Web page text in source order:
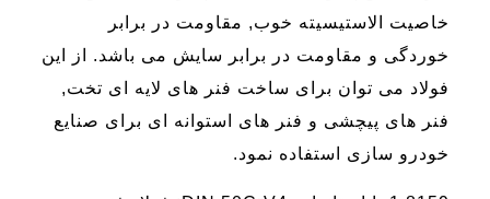
خاصیت الاستیسیته خوب, مقاومت در برابر
خوردگی و مقاومت در برابر سایش می باشد. از این
فولاد می توان برای ساخت فنر های لایه ای تخت,
فنر های پیچشی و فنر های استوانه ای برای صنایع
خودرو سازی استفاده نمود.